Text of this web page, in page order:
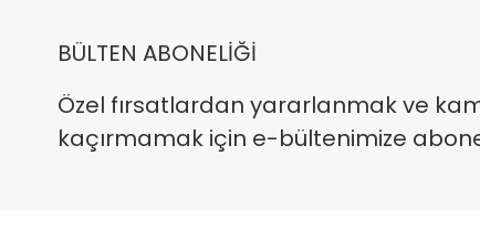
BÜLTEN ABONELİĞİ
Özel fırsatlardan yararlanmak ve
kaçırmamak için e-bültenimize